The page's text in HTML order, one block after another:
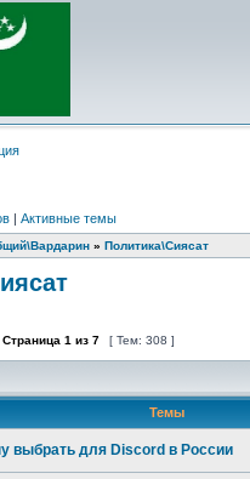
| Активные темы
» Политика\Сиясат
Страница 1 из 7 [ Тем: 308 ]
Темы
выбрать для Discord в России